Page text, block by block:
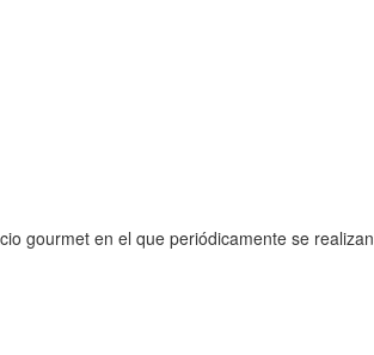
gourmet en el que periódicamente se realizan